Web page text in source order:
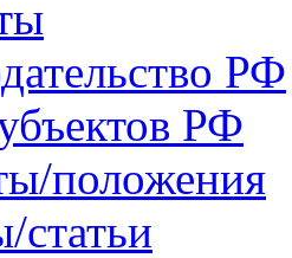
РФ
РФ
положения
статьи